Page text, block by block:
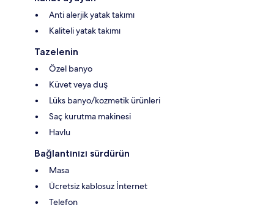
Anti alerjik yatak takımı
Kaliteli yatak takımı
Tazelenin
Özel banyo
Küvet veya duş
Lüks banyo/kozmetik ürünleri
Saç kurutma makinesi
Havlu
Bağlantınızı sürdürün
Masa
Ücretsiz kablosuz İnternet
Telefon